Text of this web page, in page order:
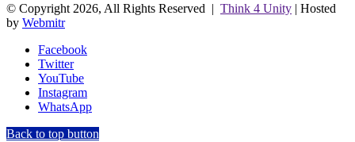
© Copyright 2026, All Rights Reserved | Think 4 Unity | Hosted
by Webmitr
Facebook
Twitter
YouTube
Instagram
WhatsApp
Back to top button